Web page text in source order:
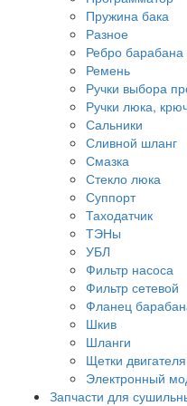
Пружина бака
Разное
Ребро барабана
Ремень
Ручки выбора
Ручки люка,
Сальники
Сливной шланг
Смазка
Стекло люка
Суппорт
Таходатчик
ТЭНы
УБЛ
Фильтр насоса
Фильтр сетевой
Фланец
Шкив
Шланги
Щетки
Электронный
Запчасти для